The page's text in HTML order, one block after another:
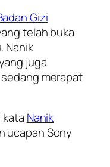
Gizi
telah buka
Nanik
juga
sedang merapat
kata Nanik
ucapan Sony